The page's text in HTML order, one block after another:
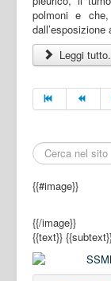
polmoni e
dall’esposizione
Leggi
{{#image}}
{{/image}}
{{text}}